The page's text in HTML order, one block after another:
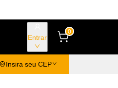
Entrar
0
Insira seu CEP